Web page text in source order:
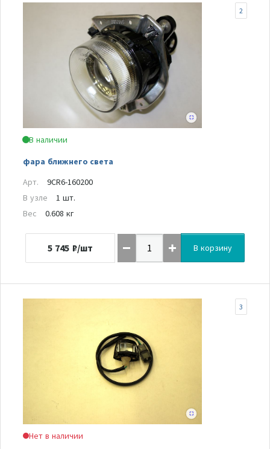
В наличии
фара ближнего света
2
Арт.
9CR6-160200
В узле
1 шт.
Вес
0.608 кг
5 745 ₽/шт В корзину
Нет в наличии
3